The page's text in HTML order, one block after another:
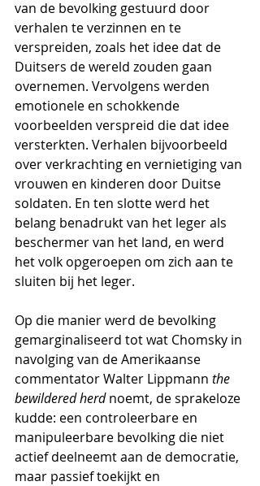
van de bevolking gestuurd door
verhalen te verzinnen en te
verspreiden, zoals het idee dat de
Duitsers de wereld zouden gaan
overnemen. Vervolgens werden
emotionele en schokkende
voorbeelden verspreid die dat idee
versterkten. Verhalen bijvoorbeeld
over verkrachting en vernietiging van
vrouwen en kinderen door Duitse
soldaten. En ten slotte werd het
belang benadrukt van het leger als
beschermer van het land, en werd
het volk opgeroepen om zich aan te
sluiten bij het leger.
Op die manier werd de bevolking
gemarginaliseerd tot wat Chomsky in
navolging van de Amerikaanse
commentator Walter Lippmann the
bewildered herd noemt, de sprakeloze
kudde: een controleerbare en
manipuleerbare bevolking die niet
actief deelneemt aan de democratie,
maar passief toekijkt en